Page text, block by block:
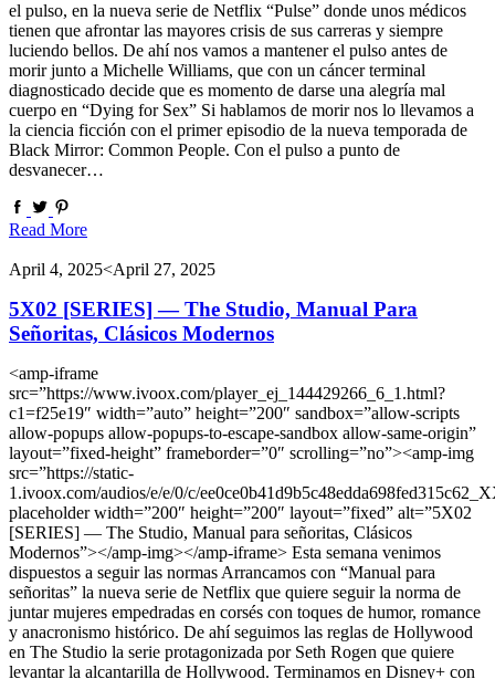
el pulso, en la nueva serie de Netflix “Pulse” donde unos médicos
tienen que afrontar las mayores crisis de sus carreras y siempre
luciendo bellos. De ahí nos vamos a mantener el pulso antes de
morir junto a Michelle Williams, que con un cáncer terminal
diagnosticado decide que es momento de darse una alegría mal
cuerpo en “Dying for Sex” Si hablamos de morir nos lo llevamos a
la ciencia ficción con el primer episodio de la nueva temporada de
Black Mirror: Common People. Con el pulso a punto de
desvanecer…
Read More
April 4, 2025<April 27, 2025
5X02 [SERIES] — The Studio, Manual Para
Señoritas, Clásicos Modernos
<amp-iframe
src=”https://www.ivoox.com/player_ej_144429266_6_1.html?
c1=f25e19″ width=”auto” height=”200″ sandbox=”allow-scripts
allow-popups allow-popups-to-escape-sandbox allow-same-origin”
layout=”fixed-height” frameborder=”0″ scrolling=”no”><amp-img
src=”https://static-
1.ivoox.com/audios/e/e/0/c/
placeholder width=”200″ height=”200″ layout=”fixed” alt=”5X02
[SERIES] — The Studio, Manual para señoritas, Clásicos
Modernos”></amp-img></amp-iframe> Esta semana venimos
dispuestos a seguir las normas Arrancamos con “Manual para
señoritas” la nueva serie de Netflix que quiere seguir la norma de
juntar mujeres empedradas en corsés con toques de humor, romance
y anacronismo histórico. De ahí seguimos las reglas de Hollywood
en The Studio la serie protagonizada por Seth Rogen que quiere
levantar la alcantarilla de Hollywood. Terminamos en Disney+ con